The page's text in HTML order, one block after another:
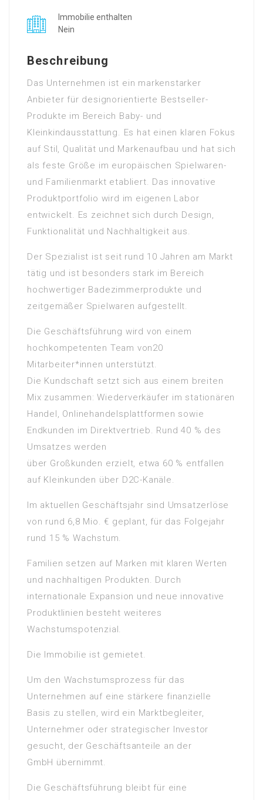
Immobilie enthalten
Nein
Beschreibung
Das Unternehmen ist ein markenstarker
Anbieter für designorientierte Bestseller-
Produkte im Bereich Baby- und
Kleinkindausstattung. Es hat einen klaren Fokus
auf Stil, Qualität und Markenaufbau und hat sich
als feste Größe im europäischen Spielwaren-
und Familienmarkt etabliert. Das innovative
Produktportfolio wird im eigenen Labor
entwickelt. Es zeichnet sich durch Design,
Funktionalität und Nachhaltigkeit aus.
Der Spezialist ist seit rund 10 Jahren am Markt
tätig und ist besonders stark im Bereich
hochwertiger Badezimmerprodukte und
zeitgemäßer Spielwaren aufgestellt.
Die Geschäftsführung wird von einem
hochkompetenten Team von20
Mitarbeiter*innen unterstützt.
Die Kundschaft setzt sich aus einem breiten
Mix zusammen: Wiederverkäufer im stationären
Handel, Onlinehandelsplattformen sowie
Endkunden im Direktvertrieb. Rund 40 % des
Umsatzes werden
über Großkunden erzielt, etwa 60 % entfallen
auf Kleinkunden über D2C-Kanäle.
Im aktuellen Geschäftsjahr sind Umsatzerlöse
von rund 6,8 Mio. € geplant, für das Folgejahr
rund 15 % Wachstum.
Familien setzen auf Marken mit klaren Werten
und nachhaltigen Produkten. Durch
internationale Expansion und neue innovative
Produktlinien besteht weiteres
Wachstumspotenzial.
Die Immobilie ist gemietet.
Um den Wachstumsprozess für das
Unternehmen auf eine stärkere finanzielle
Basis zu stellen, wird ein Marktbegleiter,
Unternehmer oder strategischer Investor
gesucht, der Geschäftsanteile an der
GmbH übernimmt.
Die Geschäftsführung bleibt für eine